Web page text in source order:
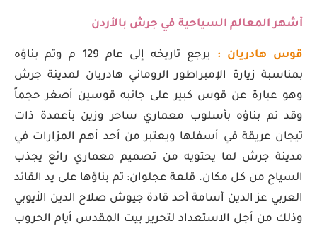
أشهر المعالم السياحية في جرش بالأردن
قوس هادريان :
يرجع تاريخه إلى عام 129 م وتم بناؤه
بمناسبة زيارة الإمبراطور الروماني هادريان لمدينة جرش
وهو عبارة عن قوس كبير على جانبه قوسين أصغر حجماً
وقد تم بناؤه بأسلوب معماري ساحر وزين بأعمدة ذات
تيجان عريقة في أسفلها ويعتبر من أحد أهم المزارات في
مدينة جرش لما يحتويه من تصميم معماري رائع يجذب
السياح من كل مكان. قلعة عجلوان: تم بناؤها على يد القائد
العربي عز الدين أسامة أحد قادة جيوش صلاح الدين الأيوبي
وذلك من أجل الاستعداد لتحرير بيت المقدس أيام الحروب